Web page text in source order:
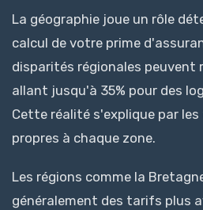
La géographie joue un rôle
calcul de votre prime
disparités régionales peuvent
allant jusqu'à 35% pour des
Cette réalité s'explique par
propres à chaque zone.
Les régions comme la
généralement des tarifs plus